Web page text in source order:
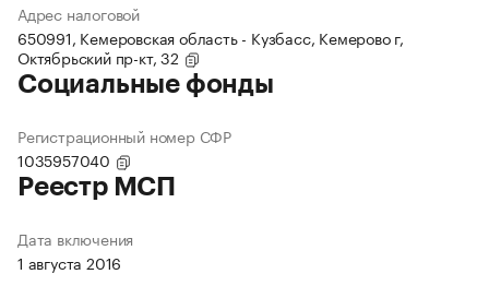
Адрес налоговой
650991, Кемеровская область - Кузбасс, Кемерово г,
Октябрьский пр-кт, 32
Социальные фонды
Регистрационный номер СФР
1035957040
Реестр МСП
Дата включения
1 августа 2016